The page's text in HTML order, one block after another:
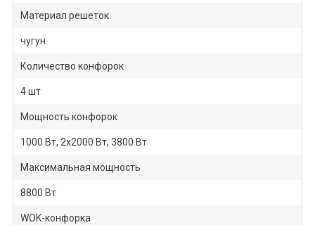
Материал решеток
чугун
Количество конфорок
4 шт
Мощность конфорок
1000 Вт, 2х2000 Вт, 3800 Вт
Максимальная мощность
8800 Вт
WOK-конфорка